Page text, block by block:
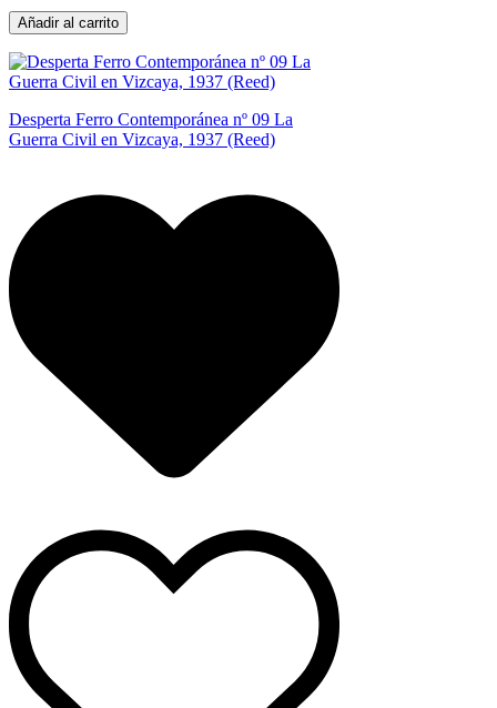
Añadir al carrito
Desperta Ferro Contemporánea nº 09 La
Guerra Civil en Vizcaya, 1937 (Reed)